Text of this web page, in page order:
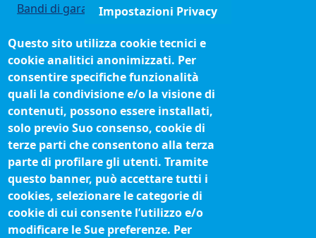
Bandi di gara
Concorsi e selezioni
Organigramma
Procedimenti (come fare per)
Siti tematici
Biblioteca camerale
Fatturazione elettronica
IBAN pagamenti alla CCIAA
Questionari soddisfazione utenti
Impostazioni Privacy
Questo sito utilizza cookie tecnici e
cookie analitici anonimizzati. Per
consentire specifiche funzionalità
quali la condivisione e/o la visione di
contenuti, possono essere installati,
solo previo Suo consenso, cookie di
terze parti che consentono alla terza
parte di profilare gli utenti. Tramite
questo banner, può accettare tutti i
cookies, selezionare le categorie di
cookie di cui consente l’utilizzo e/o
modificare le Sue preferenze. Per